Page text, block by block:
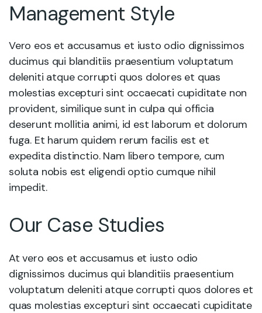
Management Style
Vero eos et accusamus et iusto odio dignissimos
ducimus qui blanditiis praesentium voluptatum
deleniti atque corrupti quos dolores et quas
molestias excepturi sint occaecati cupiditate non
provident, similique sunt in culpa qui officia
deserunt mollitia animi, id est laborum et dolorum
fuga. Et harum quidem rerum facilis est et
expedita distinctio. Nam libero tempore, cum
soluta nobis est eligendi optio cumque nihil
impedit.
Our Case Studies
At vero eos et accusamus et iusto odio
dignissimos ducimus qui blanditiis praesentium
voluptatum deleniti atque corrupti quos dolores et
quas molestias excepturi sint occaecati cupiditate